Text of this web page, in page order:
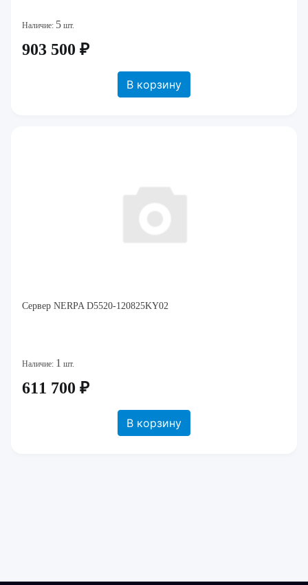
Наличие: 5 шт.
903 500 ₽
В корзину
Сервер NERPA D5520-120825KY02
Наличие: 1 шт.
611 700 ₽
В корзину